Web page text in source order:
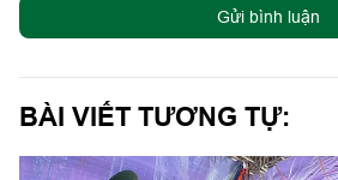
Gửi bình luận
BÀI VIẾT TƯƠNG TỰ: